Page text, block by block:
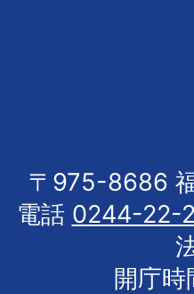
〒975-8686
電話 0244-22-
開庁